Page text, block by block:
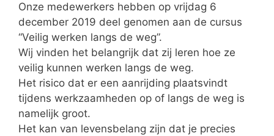
Onze medewerkers hebben op vrijdag 6
december 2019 deel genomen aan de cursus
“Veilig werken langs de weg”.
Wij vinden het belangrijk dat zij leren hoe ze
veilig kunnen werken langs de weg.
Het risico dat er een aanrijding plaatsvindt
tijdens werkzaamheden op of langs de weg is
namelijk groot.
Het kan van levensbelang zijn dat je precies